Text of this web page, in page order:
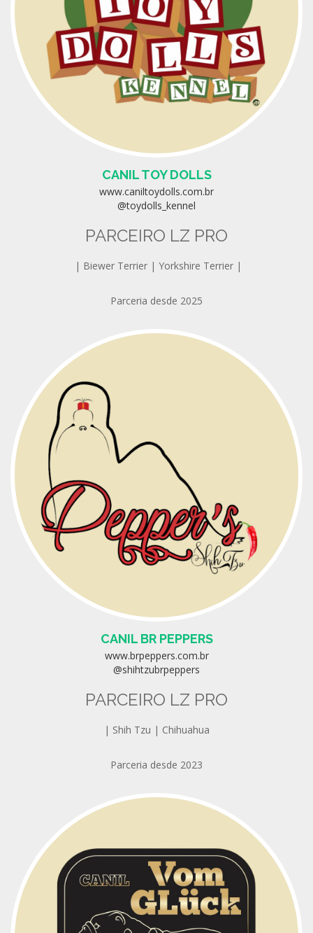
CANIL TOY DOLLS
www.caniltoydolls.com.br
@toydolls_kennel
PARCEIRO LZ PRO
| Biewer Terrier | Yorkshire Terrier |
Parceria desde 2025
CANIL BR PEPPERS
www.brpeppers.com.br
@shihtzubrpeppers
PARCEIRO LZ PRO
| Shih Tzu | Chihuahua
Parceria desde 2023